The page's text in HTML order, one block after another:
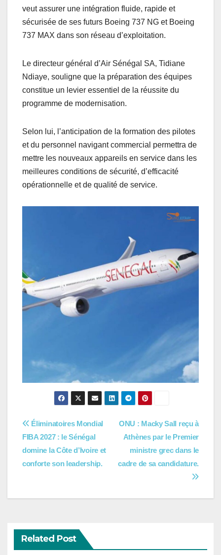
veut assurer une intégration fluide, rapide et
sécurisée de ses futurs Boeing 737 NG et Boeing
737 MAX dans son réseau d’exploitation.
Le directeur général d’Air Sénégal SA, Tidiane
Ndiaye, souligne que la préparation des équipes
constitue un levier essentiel de la réussite du
programme de modernisation.
Selon lui, l’anticipation de la formation des pilotes
et du personnel navigant commercial permettra de
mettre les nouveaux appareils en service dans les
meilleures conditions de sécurité, d’efficacité
opérationnelle et de qualité de service.
Navigation
de
l’article
ONU : Macky Sall reçu à
Athènes par le Premier
ministre grec dans le
cadre de sa candidature.
Éliminatoires Mondial
FIBA 2027 : le Sénégal
domine la Côte d’Ivoire et
conforte son leadership.
Related Post